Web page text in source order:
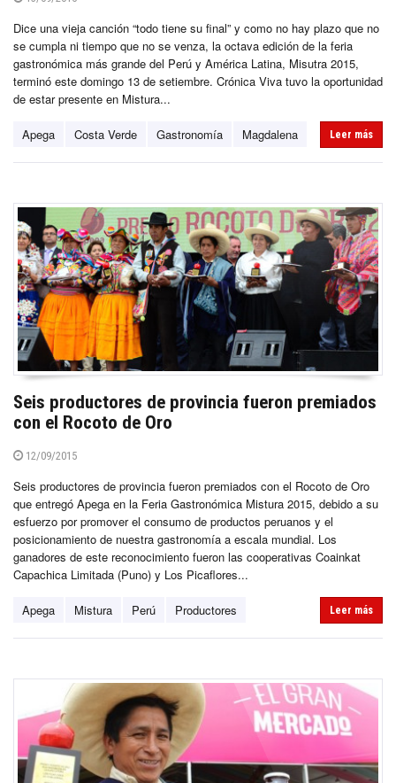
Dice una vieja canción “todo tiene su final” y como no hay plazo que no
se cumpla ni tiempo que no se venza, la octava edición de la feria
gastronómica más grande del Perú y América Latina, Misutra 2015,
terminó este domingo 13 de setiembre. Crónica Viva tuvo la oportunidad
de estar presente en Mistura...
Apega Costa Verde Gastronomía Magdalena Leer más
Seis productores de provincia fueron premiados
con el Rocoto de Oro
12/09/2015
Seis productores de provincia fueron premiados con el Rocoto de Oro
que entregó Apega en la Feria Gastronómica Mistura 2015, debido a su
esfuerzo por promover el consumo de productos peruanos y el
posicionamiento de nuestra gastronomía a escala mundial. Los
ganadores de este reconocimiento fueron las cooperativas Coainkat
Capachica Limitada (Puno) y Los Picaflores...
Apega Mistura Perú Productores Leer más